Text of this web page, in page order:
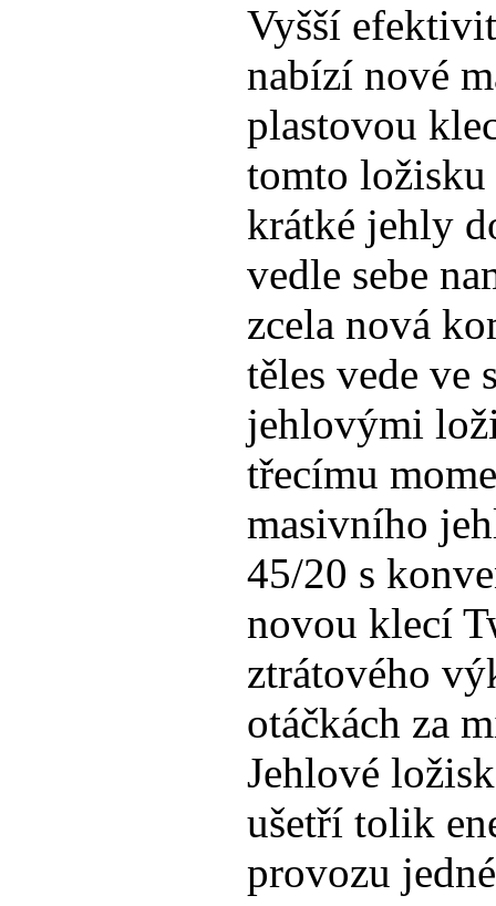
Vyšší
nabízí nové
plastovou
tomto
krátké jehly
vedle sebe
zcela nová
těles vede ve
jehlovými
třecímu
masivního
45/20 s
novou klecí
ztrátového
otáčkách za
Jehlové
ušetří tolik
provozu